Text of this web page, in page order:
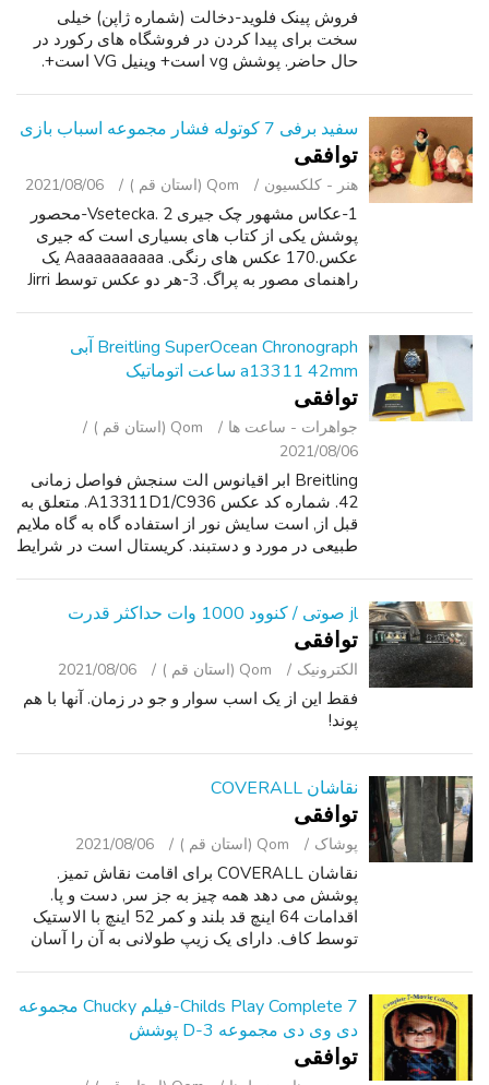
فروش پینک فلوید-دخالت (شماره ژاپن) خیلی
سخت برای پیدا کردن در فروشگاه های رکورد در
حال حاضر. پوشش vg است+ وینیل VG است+.
سفید برفی 7 کوتوله فشار مجموعه اسباب بازی
توافقی
هنر - کلکسیون Qom (استان قم ) 2021/08/06
1-عکاس مشهور چک جیری Vsetecka. 2-محصور
پوشش یکی از کتاب های بسیاری است که جیری
عکس.170 عکس های رنگی. Aaaaaaaaaaa یک
راهنمای مصور به پراگ. 3-هر دو عکس توسط Jirri
مستقیم از JV زم...
Breitling SuperOcean Chronograph آبی
a13311 42mm ساعت اتوماتیک
توافقی
جواهرات - ساعت ‌ها
Qom (استان قم )
2021/08/06
Breitling ابر اقیانوس الت سنجش فواصل زمانی
42. شماره کد عکس A13311D1/C936. متعلق به
قبل از, است سایش نور از استفاده گاه به گاه ملایم
طبیعی در مورد و دستبند. کریستال است در شرایط
jl صوتی / کنوود 1000 وات حداکثر قدرت
توافقی
الکترونیک Qom (استان قم ) 2021/08/06
فقط این از یک اسب سوار و جو در زمان. آنها با هم
پوند!
نقاشان COVERALL
توافقی
پوشاک Qom (استان قم ) 2021/08/06
نقاشان COVERALL برای اقامت نقاش تمیز.
پوشش می دهد همه چیز به جز سر, دست و پا.
اقدامات 64 اینچ قد بلند و کمر 52 اینچ با الاستیک
توسط کاف. دارای یک زیپ طولانی به آن را آسان
Childs Play Complete 7-فیلم Chucky مجموعه
دی وی دی مجموعه 3-D پوشش
توافقی